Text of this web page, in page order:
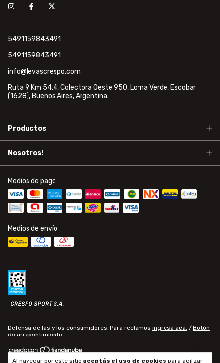
Al navegar por este sitio aceptás el uso de cookies para agilizar
5491159843491
5491159843491
info@levascrespo.com
Ruta 9 Km 54.4, Colectora Oeste 950, Loma Verde, Escobar
(1628), Buenos Aires, Argentina.
Productos
Nosotros!
Medios de pago
Medios de envío
Defensa de las y los consumidores. Para reclamos ingresá acá. / Botón
de arrepentimiento
Copyright Levas Crespo - 2026. Todos los derechos reservados.